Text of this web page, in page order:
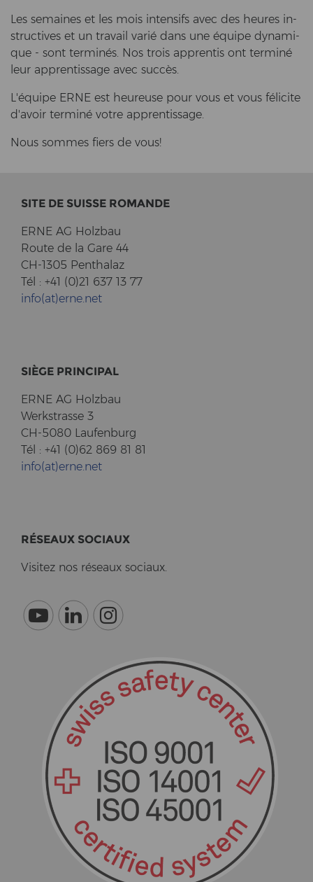
Les se­maines et les mois in­ten­sifs avec des heu­res in­
struc­ti­ves et un tra­vail varié dans une équipe dy­na­mi­
que - sont terminés. Nos trois ap­p­ren­tis ont terminé
leur ap­p­ren­tis­sa­ge avec succès.
L'équipe ERNE est heu­reu­se pour vous et vous félicite
d'avoir terminé votre ap­p­ren­tis­sa­ge.
Nous som­mes fiers de vous!
SITE DE SUIS­SE RO­MAN­DE
ERNE AG Holz­bau
Route de la Gare 44
CH-1305 Pent­halaz
Tél : +41 (0)21 637 13 77
info(at)erne.net
SIÈGE PRIN­CI­PAL
ERNE AG Holz­bau
Werk­stras­se 3
CH-5080 Lau­fen­burg
Tél : +41 (0)62 869 81 81
info(at)erne.net
RÉSEAUX SO­CI­AUX
Vi­si­tez nos réseaux so­ci­aux.